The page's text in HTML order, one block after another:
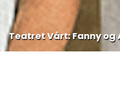
Teatret Vårt: Fanny og